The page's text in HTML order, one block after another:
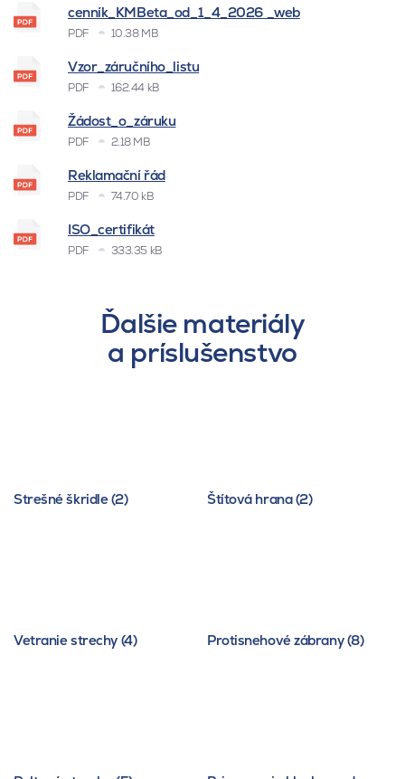
cenník_KMBeta_od_1_4_2026 _web
PDF 10.38 MB
Vzor_záručního_listu
PDF 162.44 kB
Žádost_o_záruku
PDF 2.18 MB
Reklamační řád
PDF 74.70 kB
ISO_certifikát
PDF 333.35 kB
Ďalšie materiály
a príslušenstvo
Strešné škridle (2) Štítová hrana (2)
Vetranie strechy (4) Protisnehové zábrany (8)